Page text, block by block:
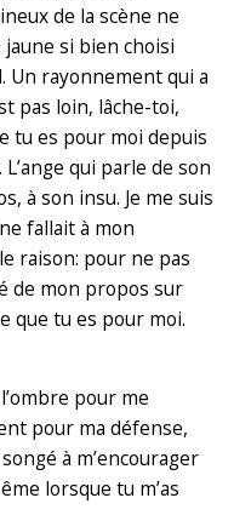
de la scène ne
jaune si bien choisi
Un rayonnement qui a
pas loin, lâche-toi,
tu es pour moi depuis
qui parle de son
à son insu. Je me suis
fallait à mon
raison: pour ne pas
de mon propos sur
que tu es pour moi.
pour me
pour ma défense,
à m’encourager
lorsque tu m’as